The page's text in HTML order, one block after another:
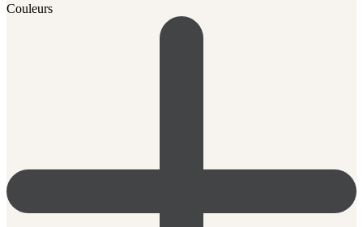
Couleurs